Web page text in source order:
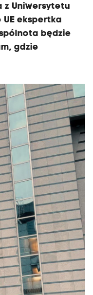
z Uniwersytetu
UE ekspertka
będzie
gdzie